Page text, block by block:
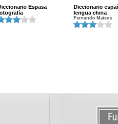
Espasa
Diccionario
lengua china
Fernando Mateos